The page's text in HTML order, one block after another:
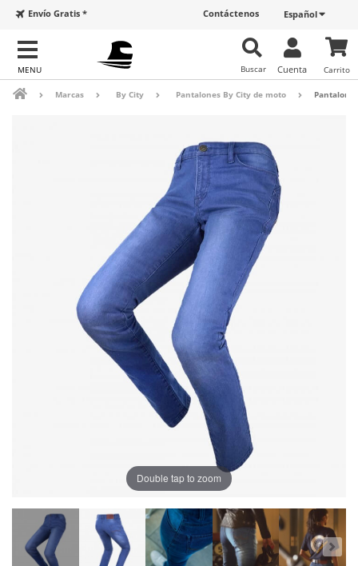
Español
Contáctenos
Envío Gratis *
Carrito
Cuenta
Buscar
Marcas By City Pantalones By City de moto
Double tap to zoom